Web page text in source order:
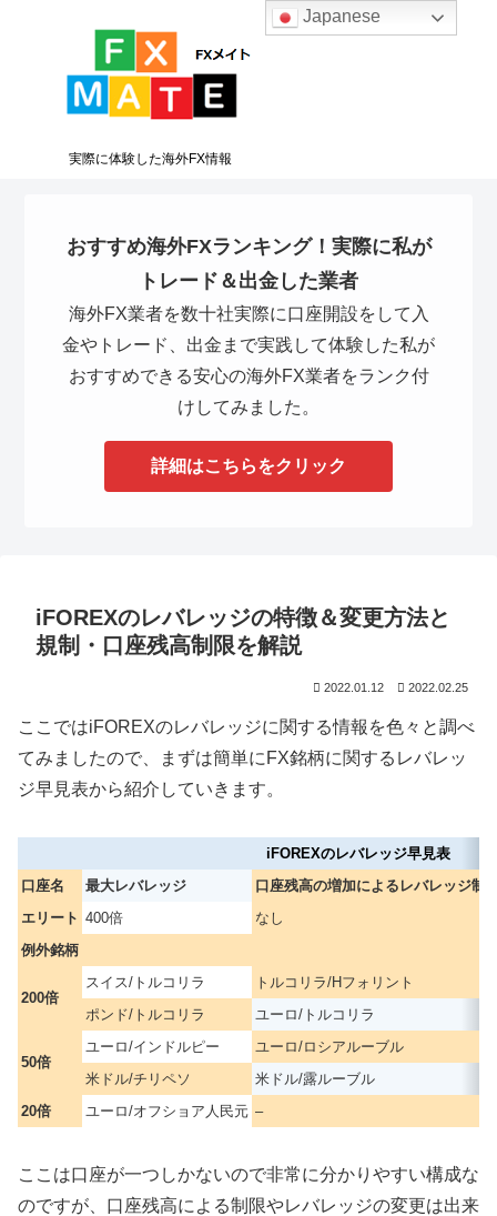
実際に体験した海外FX情報
おすすめ海外FXランキング！実際に私が
トレード＆出金した業者
海外FX業者を数十社実際に口座開設をして入
金やトレード、出金まで実践して体験した私が
おすすめできる安心の海外FX業者をランク付
けしてみました。
詳細はこちらをクリック
iFOREXのレバレッジの特徴＆変更方法と
規制・口座残高制限を解説
2022.01.12 2022.02.25
ここではiFOREXのレバレッジに関する情報を色々と調べ
てみましたので、まずは簡単にFX銘柄に関するレバレッ
ジ早見表から紹介していきます。
iFOREXのレバレッジ早見表
口座名
最大レバレッジ
口座残高の増加によるレバレッジ制
エリート 400倍
なし
例外銘柄
200倍
スイス/トルコリラ
トルコリラ/Hフォリント
ポンド/トルコリラ
ユーロ/トルコリラ
50倍
ユーロ/インドルピー
ユーロ/ロシアルーブル
米ドル/チリペソ
米ドル/露ルーブル
20倍
ユーロ/オフショア人民元 –
ここは口座が一つしかないので非常に分かりやすい構成な
のですが、口座残高による制限やレバレッジの変更は出来
Japanese